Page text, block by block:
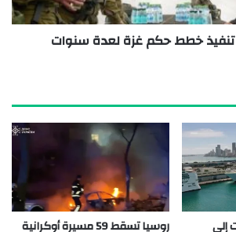
تنفيذ خطط حكم غزة لعدة سنوات
إلى روسيا تسقط 59 مسيرة أوكرانية